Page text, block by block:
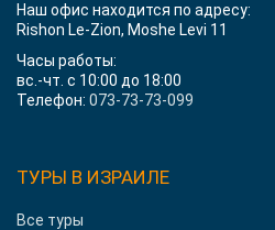
Наш офис находится по адресу:
Rishon Le-Zion, Moshe Levi 11
Часы работы:
вс.-чт. с 10:00 до 18:00
Телефон: 073-73-73-099
ТУРЫ В ИЗРАИЛЕ
Все туры